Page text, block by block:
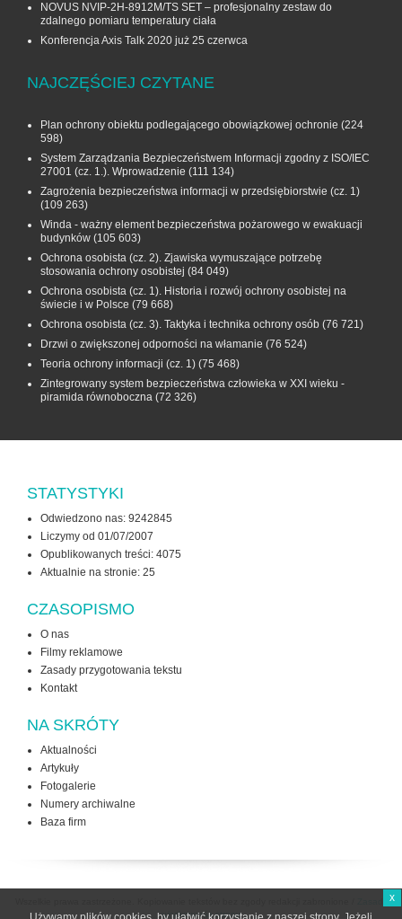
NOVUS NVIP-2H-8912M/TS SET – profesjonalny zestaw do
zdalnego pomiaru temperatury ciała
Konferencja Axis Talk 2020 już 25 czerwca
NAJCZĘŚCIEJ CZYTANE
Plan ochrony obiektu podlegającego obowiązkowej ochronie (224
598)
System Zarządzania Bezpieczeństwem Informacji zgodny z ISO/IEC
27001 (cz. 1.). Wprowadzenie (111 134)
Zagrożenia bezpieczeństwa informacji w przedsiębiorstwie (cz. 1)
(109 263)
Winda - ważny element bezpieczeństwa pożarowego w ewakuacji
budynków (105 603)
Ochrona osobista (cz. 2). Zjawiska wymuszające potrzebę
stosowania ochrony osobistej (84 049)
Ochrona osobista (cz. 1). Historia i rozwój ochrony osobistej na
świecie i w Polsce (79 668)
Ochrona osobista (cz. 3). Taktyka i technika ochrony osób (76 721)
Drzwi o zwiększonej odporności na włamanie (76 524)
Teoria ochrony informacji (cz. 1) (75 468)
Zintegrowany system bezpieczeństwa człowieka w XXI wieku -
piramida równoboczna (72 326)
STATYSTYKI
Odwiedzono nas: 9242845
Liczymy od 01/07/2007
Opublikowanych treści: 4075
Aktualnie na stronie: 25
CZASOPISMO
O nas
Filmy reklamowe
Zasady przygotowania tekstu
Kontakt
NA SKRÓTY
Aktualności
Artykuły
Fotogalerie
Numery archiwalne
Baza firm
użytkowania strony
x